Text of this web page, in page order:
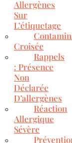
Allergènes
Sur
L’étiquetage
Croisée
Rappels
: Présence
Non
Déclarée
D’allergènes
Réaction
Allergique
Sévère